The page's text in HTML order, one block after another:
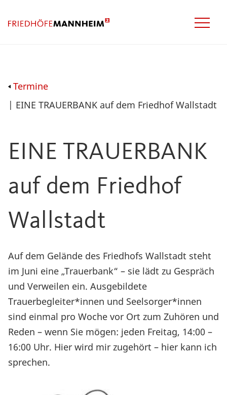
Termine
| EINE TRAUERBANK auf dem Friedhof Wallstadt
EINE TRAUERBANK
auf dem Friedhof
Wallstadt
Auf dem Gelände des Friedhofs Wallstadt steht
im Juni eine „Trauerbank“ – sie lädt zu Gespräch
und Verweilen ein. Ausgebildete
Trauerbegleiter*innen und Seelsorger*innen
sind einmal pro Woche vor Ort zum Zuhören und
Reden – wenn Sie mögen: jeden Freitag, 14:00 –
16:00 Uhr. Hier wird mir zugehört – hier kann ich
sprechen.